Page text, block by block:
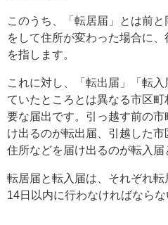
このうち、「転居届」とは前
をして住所が変わった場合に
を指します。
これに対し、「転出届」「転
ていたところとは異なる市区
要な届出です。引っ越す前の
け出るのが転出届、引越した
住所などを届け出るのが転入届
転居届と転入届は、それぞれ
14日以内に行わなければならな